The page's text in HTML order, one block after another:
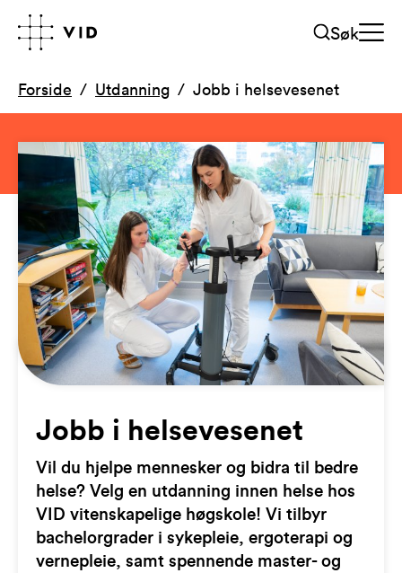
Søk
Forside Utdanning Jobb i helsevesenet
Jobb i helsevesenet
Vil du hjelpe mennesker og bidra til bedre
helse? Velg en utdanning innen helse hos
VID vitenskapelige høgskole! Vi tilbyr
bachelorgrader i sykepleie, ergoterapi og
vernepleie, samt spennende master- og